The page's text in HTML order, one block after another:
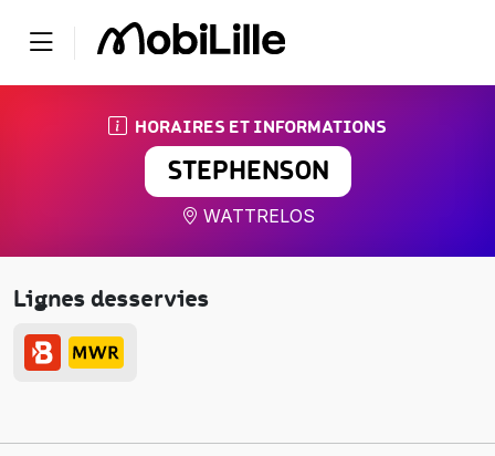
HORAIRES ET INFORMATIONS
STEPHENSON
WATTRELOS
Lignes desservies